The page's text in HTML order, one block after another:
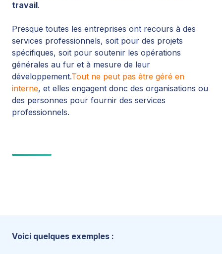
travail.
Presque toutes les entreprises ont recours à des
services professionnels, soit pour des projets
spécifiques, soit pour soutenir les opérations
générales au fur et à mesure de leur
développement.Tout ne peut pas être géré en
interne, et elles engagent donc des organisations ou
des personnes pour fournir des services
professionnels.
Voici quelques exemples :